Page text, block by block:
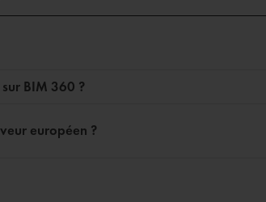
BIM 360 ?
européen ?